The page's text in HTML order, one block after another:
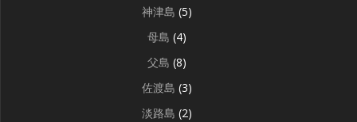
神津島 (5)
母島 (4)
父島 (8)
佐渡島 (3)
淡路島 (2)